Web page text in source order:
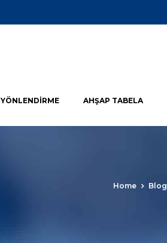
YÖNLENDIRME AHŞAP TABELA
Home Blog